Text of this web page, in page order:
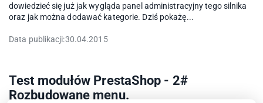
dowiedzieć się już jak wygląda panel administracyjny tego silnika
oraz jak można dodawać kategorie. Dziś pokażę...
Data publikacji:30.04.2015
Test modułów PrestaShop - 2#
Rozbudowane menu.